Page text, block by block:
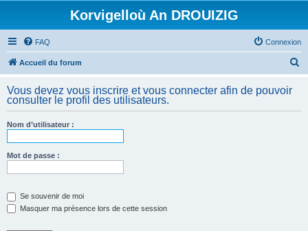
Korvigelloù An DROUIZIG
FAQ Connexion
Accueil du forum
h
Vous devez vous inscrire et vous connecter afin de pouvoir
consulter le profil des utilisateurs.
Nom d’utilisateur :
Mot de passe :
Se souvenir de moi
Masquer ma présence lors de cette session